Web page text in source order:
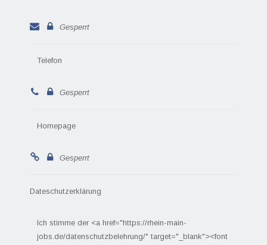
Gesperrt
Telefon
Gesperrt
Homepage
Gesperrt
Dateschutzerklärung
Ich stimme der <a href="https://rhein-main-
jobs.de/datenschutzbelehrung/" target="_blank"><font